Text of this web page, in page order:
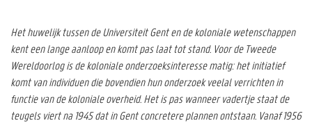
Het huwelijk tussen de Universiteit Gent en de koloniale wetenschappen
kent een lange aanloop en komt pas laat tot stand. Voor de Tweede
Wereldoorlog is de koloniale onderzoeksinteresse matig: het initiatief
komt van individuen die bovendien hun onderzoek veelal verrichten in
functie van de koloniale overheid. Het is pas wanneer vadertje staat de
teugels viert na 1945 dat in Gent concretere plannen ontstaan. Vanaf 1956